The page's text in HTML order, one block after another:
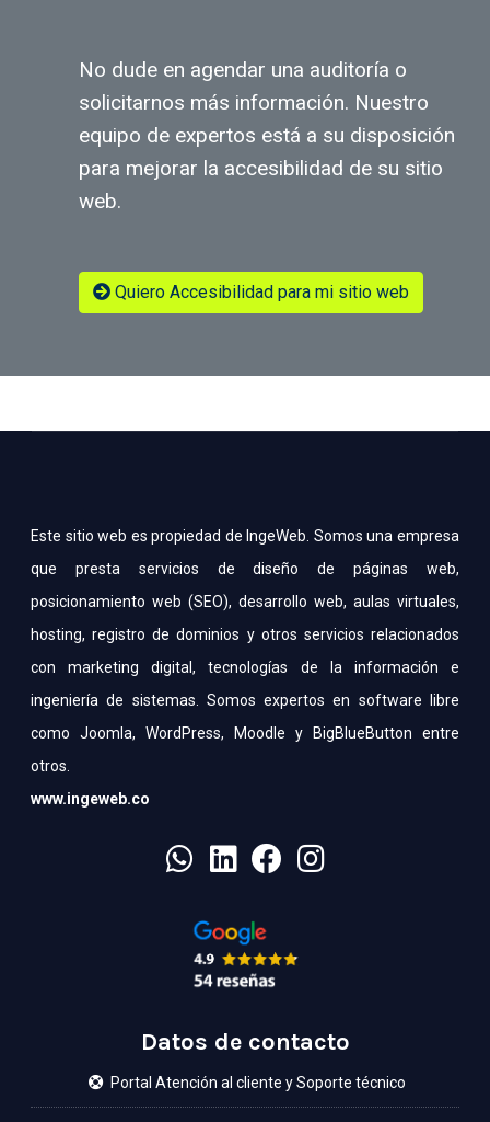
No dude en agendar una auditoría o
solicitarnos más información. Nuestro
equipo de expertos está a su disposición
para mejorar la accesibilidad de su sitio
web.
Quiero Accesibilidad para mi sitio web
Este sitio web es propiedad de IngeWeb. Somos una empresa
que presta servicios de diseño de páginas web,
posicionamiento web (SEO), desarrollo web, aulas virtuales,
hosting, registro de dominios y otros servicios relacionados
con marketing digital, tecnologías de la información e
ingeniería de sistemas. Somos expertos en software libre
como Joomla, WordPress, Moodle y BigBlueButton entre
otros.
www.ingeweb.co
Datos de contacto
Portal Atención al cliente y Soporte técnico